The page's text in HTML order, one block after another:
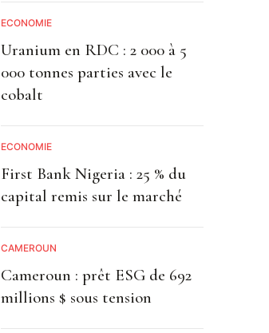
ECONOMIE
Uranium en RDC : 2 000 à 5
000 tonnes parties avec le
cobalt
ECONOMIE
First Bank Nigeria : 25 % du
capital remis sur le marché
CAMEROUN
Cameroun : prêt ESG de 692
millions $ sous tension